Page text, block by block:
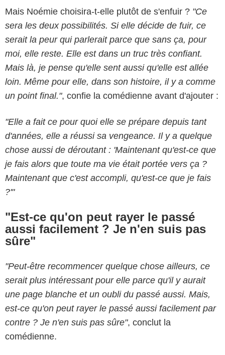
Mais Noémie choisira-t-elle plutôt de s'enfuir ? "Ce
sera les deux possibilités. Si elle décide de fuir, ce
serait la peur qui parlerait parce que sans ça, pour
moi, elle reste. Elle est dans un truc très confiant.
Mais là, je pense qu'elle sent aussi qu'elle est allée
loin. Même pour elle, dans son histoire, il y a comme
un point final.", confie la comédienne avant d'ajouter :
"Elle a fait ce pour quoi elle se prépare depuis tant
d'années, elle a réussi sa vengeance. Il y a quelque
chose aussi de déroutant : 'Maintenant qu'est-ce que
je fais alors que toute ma vie était portée vers ça ?
Maintenant que c'est accompli, qu'est-ce que je fais
?'"
"Est-ce qu'on peut rayer le passé
aussi facilement ? Je n'en suis pas
sûre"
"Peut-être recommencer quelque chose ailleurs, ce
serait plus intéressant pour elle parce qu'il y aurait
une page blanche et un oubli du passé aussi. Mais,
est-ce qu'on peut rayer le passé aussi facilement par
contre ? Je n'en suis pas sûre", conclut la
comédienne.